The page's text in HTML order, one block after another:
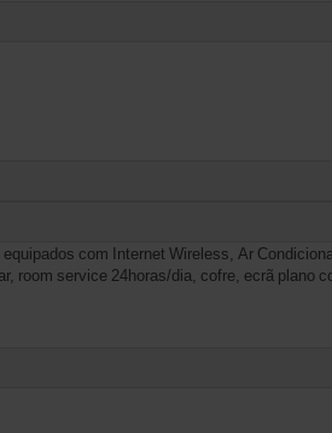
equipados com Internet Wireless, Ar
room service 24horas/dia, cofre, ecrã